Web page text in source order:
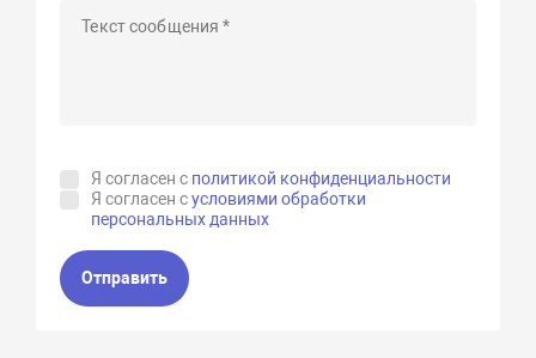
Я согласен с политикой конфиденциальности
Я согласен сусловиями обработки
персональных данных
Отправить